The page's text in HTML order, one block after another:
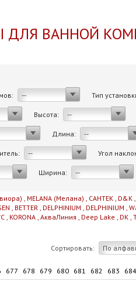
ДЛЯ ВАННОЙ
-- Тип
Высота: --
Длина: --
-- Угол
Ширина: --
, MELANA (Мелана) , САНТЕК , D&K ,
, BETTER , DELPHINIUM , DELPHINIUM ,
, KORONA , АкваЛиния , Deep Lake , DK ,
Сортировать: По
677 678 679 680 681 682 683 684